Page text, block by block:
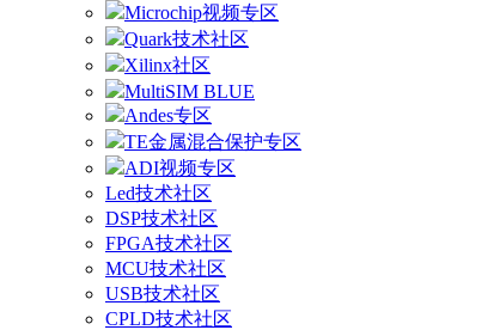
Microchip视频专区
Quark技术社区
Xilinx社区
MultiSIM BLUE
Andes专区
TE金属混合保护专区
ADI视频专区
Led技术社区
DSP技术社区
FPGA技术社区
MCU技术社区
USB技术社区
CPLD技术社区